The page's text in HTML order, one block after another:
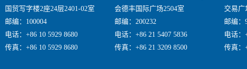
国贸写字楼2座24层2401-02室
邮编：100004
电话：+86 10 5929 8680
传真：+86 10 5929 8680
会德丰国际广场2504室
邮编：200232
电话：+86 21 5407 5836
传真：+86 21 3209 8500
交易广
邮编：
电话：
传真：